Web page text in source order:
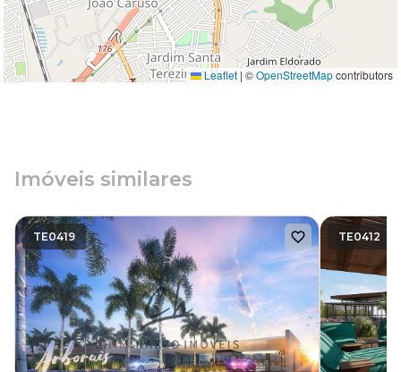
Leaflet | ©OpenStreetMapcontributors
Imóveis similares
TE0419 TE0412